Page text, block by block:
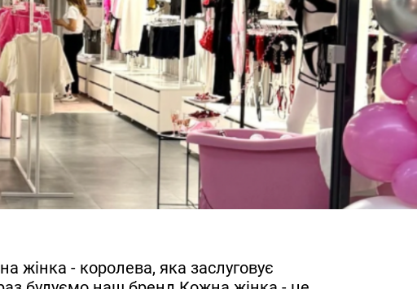
жінка - королева, яка заслуговує